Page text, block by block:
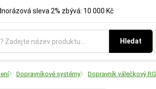
sleva 2% zbývá: 10 000 Kč
Hledat
Dopravníkové systémy Dopravník válečkový